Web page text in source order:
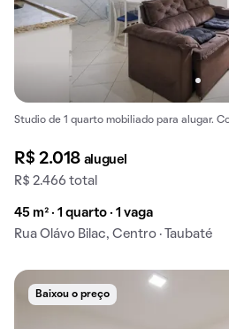
Studio de 1 quarto mobiliado para alugar.
R$ 2.018 aluguel
R$ 2.466 total
45 m² · 1 quarto · 1 vaga
Rua Olávo Bilac, Centro · Taubaté
Baixou o preço